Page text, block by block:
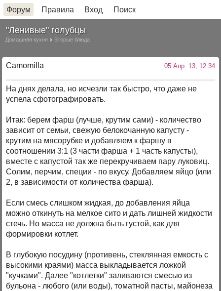
Форум Правила Вход Поиск
"Ленивые" голубцы
Домашняя кухня Вторые блюда
Camomilla 05 Апр. 13, 12:34
На днях делала, но исчезли так быстро, что даже не
успела сфотографировать.
Итак: берем фарш (лучше, крутим сами) - количество
зависит от семьи, свежую белокочанную капусту -
крутим на мясорубке и добавляем к фаршу в
соотношении 3:1 (3 части фарша + 1 часть капусты),
вместе с капустой так же перекручиваем пару луковиц.
Солим, перчим, специи - по вкусу. Добавляем яйцо (или
2, в зависимости от количества фарша).
Если смесь слишком жидкая, до добавления яйца
можно откинуть на мелкое сито и дать лишней жидкости
стечь. Но масса не должна быть густой, как для
формировки котлет.
В глубокую посудину (противень, стеклянная емкость с
высокими краями) масса выкладывается ложкой
"кучками". Далее "котлетки" заливаются смесью из
бульона - любого (или воды), томатной пасты, майонеза